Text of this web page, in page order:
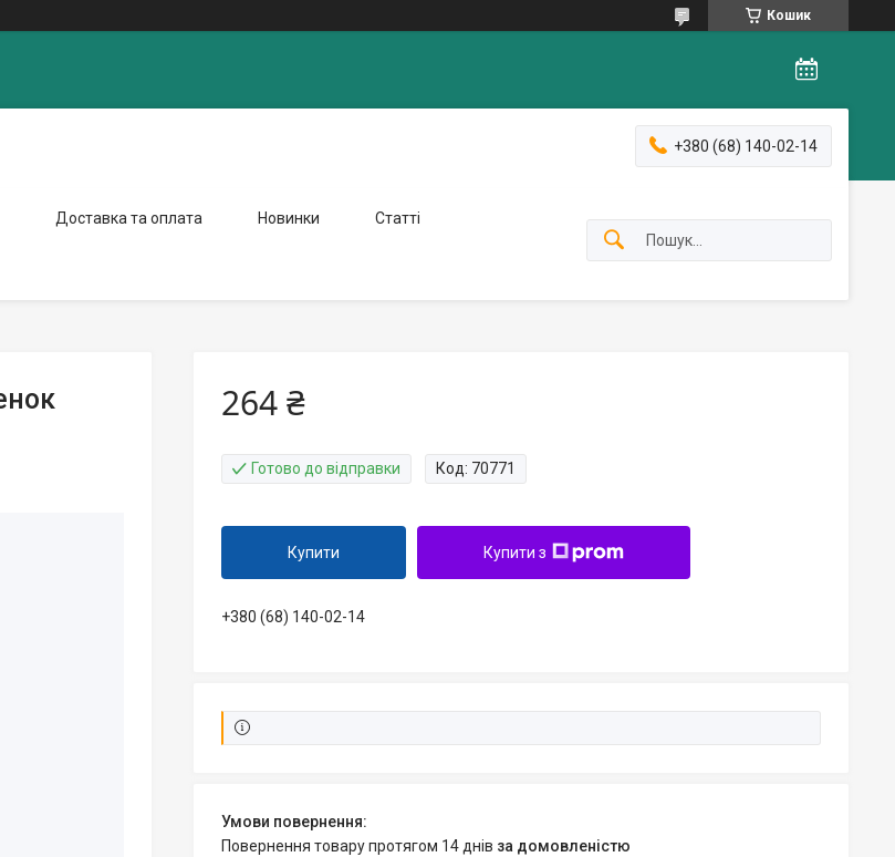
Кошик
+380 (68) 140-02-14
Доставка та оплата Новинки Статті
264 ₴
Готово до відправки Код: 70771
Купити Купити з
+380 (68) 140-02-14
повернення товару протягом 14 днів за домовленістю